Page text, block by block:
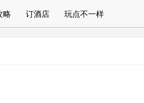
略 订酒店 玩点不一样